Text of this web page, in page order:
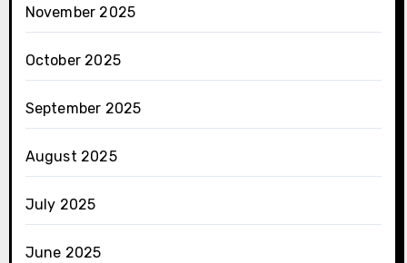
November 2025
October 2025
September 2025
August 2025
July 2025
June 2025